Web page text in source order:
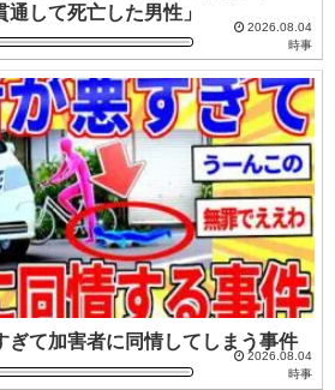
して死亡した男性」
2026.08.04
時事
ぎて加害者に同情してしまう事件
2026.08.04
時事